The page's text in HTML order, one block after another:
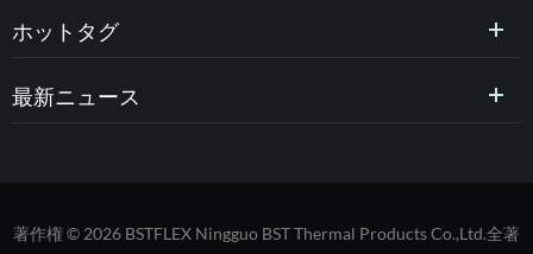
ホットタグ
最新ニュース
著作権 © 2026 BSTFLEX Ningguo BST Thermal Products Co.,Ltd.全著